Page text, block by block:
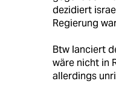
dezidiert
Regierung
Btw lanciert
wäre nicht in
allerdings